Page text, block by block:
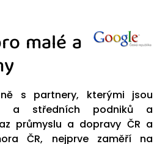
malé a
s partnery, kterými jsou
a středních podniků a
průmyslu a dopravy ČR a
ČR, nejprve zaměří na